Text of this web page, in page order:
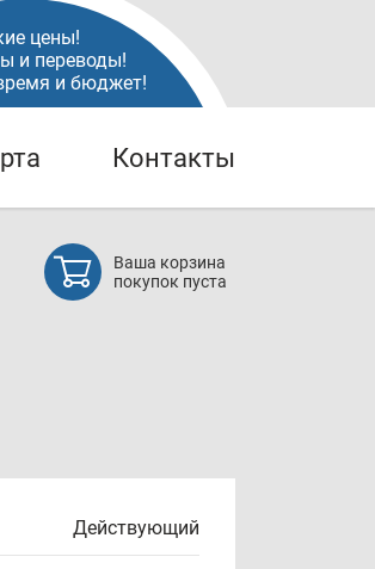
цены!
и переводы!
и бюджет!
Контакты
Ваша корзина
покупок пуста
Действующий